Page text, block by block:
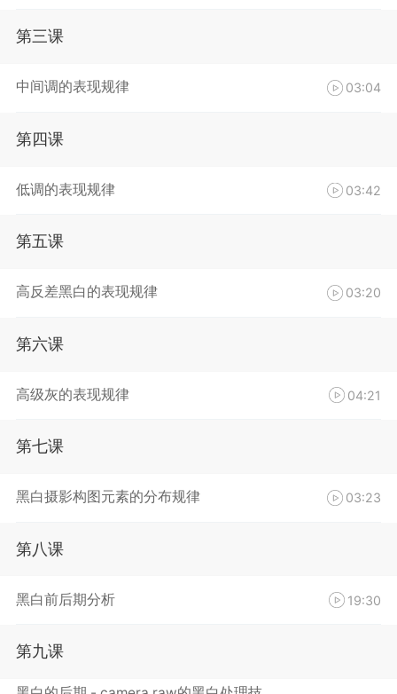
第三课
中间调的表现规律 03:04
第四课
低调的表现规律 03:42
第五课
高反差黑白的表现规律 03:20
第六课
高级灰的表现规律 04:21
第七课
黑白摄影构图元素的分布规律 03:23
第八课
黑白前后期分析 19:30
第九课